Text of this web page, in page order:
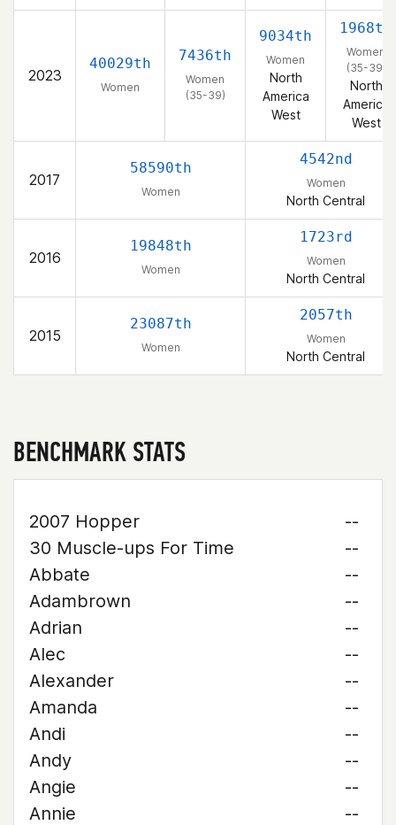
2023
40029th
Women
7436th
Women
(35-39)
9034th
Women
North
America
West
1968th
Women
(35-39)
North
America
West
2017
58590th
Women
4542nd
Women
North Central
2016
19848th
Women
1723rd
Women
North Central
2015
23087th
Women
2057th
Women
North Central
BENCHMARK STATS
2007 Hopper
--
30 Muscle-ups For Time
--
Abbate
--
Adambrown
--
Adrian
--
Alec
--
Alexander
--
Amanda
--
Andi
--
Andy
--
Angie
--
Annie
--